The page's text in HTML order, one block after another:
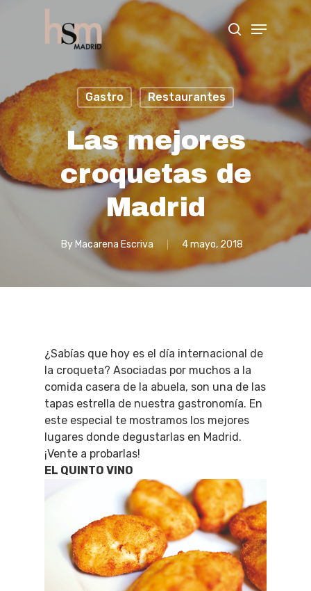
Hit enter to search or ESC to close
Gastro Restaurantes
Las mejores
croquetas de
Madrid
By Macarena Escriva 4 mayo, 2018
¿Sabías que hoy es el día internacional de
la croqueta? Asociadas por muchos a la
comida casera de la abuela, son una de las
tapas estrella de nuestra gastronomía. En
este especial te mostramos los mejores
lugares donde degustarlas en Madrid.
¡Vente a probarlas!
EL QUINTO VINO